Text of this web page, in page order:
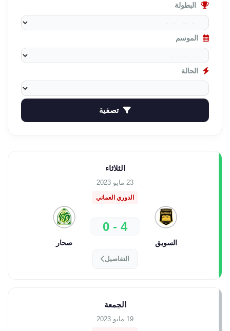
البطولة
الموسم
الحالة
تصفية
الثلاثاء
23 مايو 2023
الدوري العماني
السويق
4 - 0
صحار
التفاصيل
الجمعة
19 مايو 2023